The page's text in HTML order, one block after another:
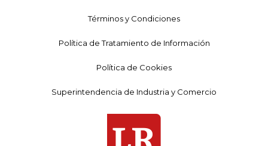
Términos y Condiciones
Política de Tratamiento de Información
Política de Cookies
Superintendencia de Industria y Comercio